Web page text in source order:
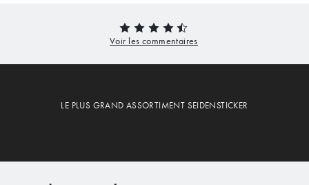
LE PLUS GRAND ASSORTIMENT SEIDENSTICKER